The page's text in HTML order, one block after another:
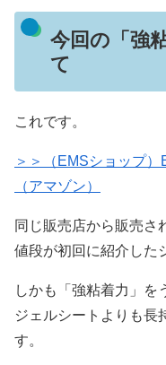
今回の「強
て
これです。
＞＞（EMSショップ
（アマゾン）
同じ販売店から販売さ
値段が初回に紹介した
しかも「強粘着力」を
ジェルシートよりも長
す。